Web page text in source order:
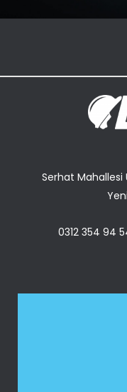
Serhat Mahallesi
0312 354 94